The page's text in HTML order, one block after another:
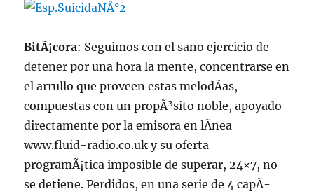
BitÃ¡cora: Seguimos con el sano ejercicio de
detener por una hora la mente, concentrarse en
el arrullo que proveen estas melodÃ­as,
compuestas con un propÃ³sito noble, apoyado
directamente por la emisora en lÃ­nea
www.fluid-radio.co.uk y su oferta
programÃ¡tica imposible de superar, 24×7, no
se detiene. Perdidos, en una serie de 4 capÃ­